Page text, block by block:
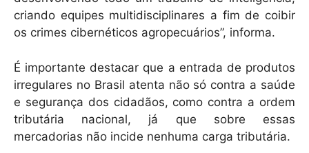
criando equipes multidisciplinares a fim de coibir
os crimes cibernéticos agropecuários”, informa.
É importante destacar que a entrada de produtos
irregulares no Brasil atenta não só contra a saúde
e segurança dos cidadãos, como contra a ordem
tributária nacional, já que sobre essas
mercadorias não incide nenhuma carga tributária.